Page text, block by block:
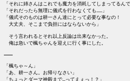
「それに姉さんはこれでも魔力を消耗してしまってるんで
「それだったら無理に儀式を行わなくても……」
「儀式そのものは耕一さん達にとって必要な事なの！
大丈夫、そこまで負担にはならないから」
そう言われるとそれ以上反論は出来なかった。
俺は急いで楓ちゃんを迎えに行く事にした。
―――
「楓ちゃ～ん」
「あ、耕一さん。お帰りなさい」
「ちょっとダーマ神殿まで…ってえぇっ！？」